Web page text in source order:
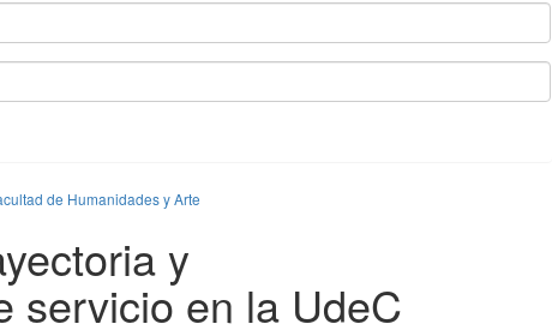
de Humanidades y Arte
y
servicio en la UdeC